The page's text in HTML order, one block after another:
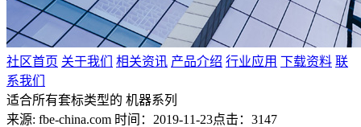
社区首页 关于我们 相关资讯 产品介绍 行业应用 下载资料 联
系我们
适合所有套标类型的 机器系列
来源: fbe-china.com 时间：2019-11-23点击：3147